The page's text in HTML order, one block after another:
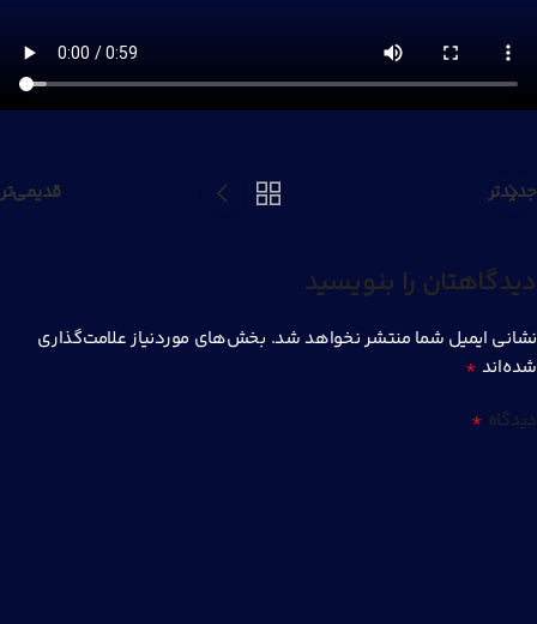
جدیدتر قدیمی‌تر
دیدگاهتان را بنویسید
نشانی ایمیل شما منتشر نخواهد شد. بخش‌های موردنیاز علامت‌گذاری
شده‌اند *
دیدگاه *